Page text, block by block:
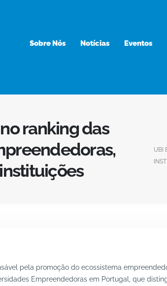
Sobre Nós Notícias Eventos
ranking das
UBI
pela promoção do ecossistema
Empreendedoras em Portugal, que